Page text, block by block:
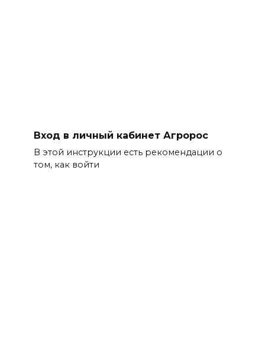
Вход в личный кабинет Агророс
В этой инструкции есть рекомендации о
том, как войти